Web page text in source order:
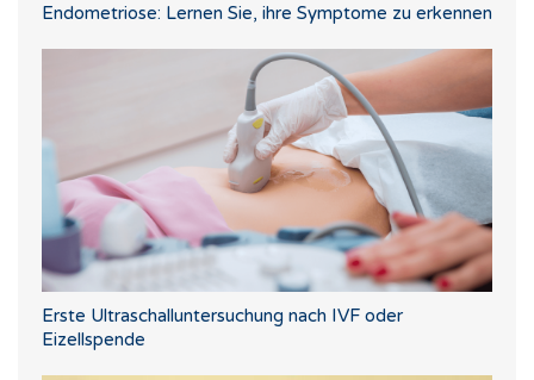
Endometriose: Lernen Sie, ihre Symptome zu erkennen
Erste Ultraschalluntersuchung nach IVF oder
Eizellspende